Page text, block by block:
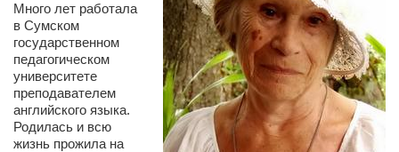
Семён Салатенко
Сергей Шепилов
Актёры
Валентин Бурый
Много лет работала
в Сумском
государственном
педагогическом
университете
преподавателем
английского языка.
Родилась и всю
жизнь прожила на